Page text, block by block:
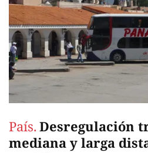
País. Desregulación
mediana y larga